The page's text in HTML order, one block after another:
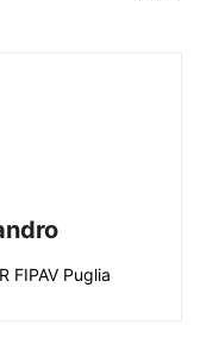
FIPAV Puglia